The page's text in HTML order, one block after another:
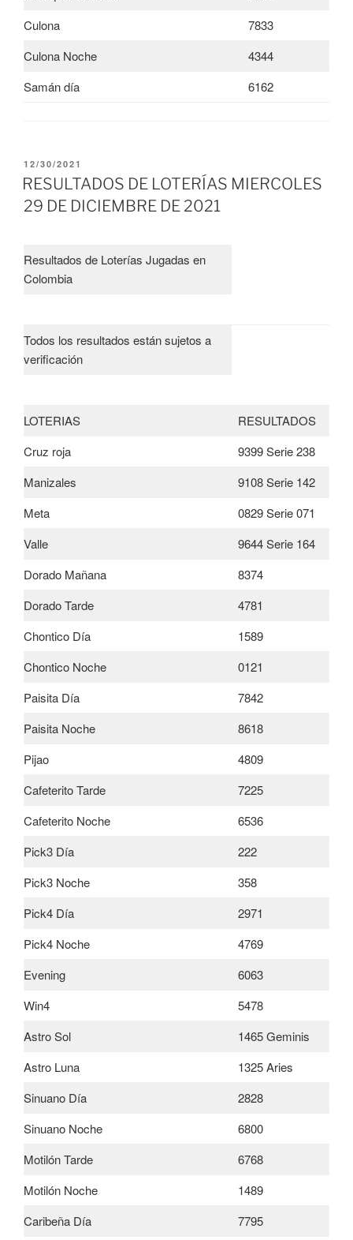
Culona
7833
Culona Noche
4344
Samán día
6162
PUBLICADO
EL
12/30/2021
RESULTADOS DE LOTERÍAS MIERCOLES
29 DE DICIEMBRE DE 2021
Resultados de Loterías Jugadas en
Colombia
Todos los resultados están sujetos a
verificación
LOTERIAS
RESULTADOS
Cruz roja
9399 Serie 238
Manizales
9108 Serie 142
Meta
0829 Serie 071
Valle
9644 Serie 164
Dorado Mañana
8374
Dorado Tarde
4781
Chontico Día
1589
Chontico Noche
0121
Paisita Día
7842
Paisita Noche
8618
Pijao
4809
Cafeterito Tarde
7225
Cafeterito Noche
6536
Pick3 Día
222
Pick3 Noche
358
Pick4 Día
2971
Pick4 Noche
4769
Evening
6063
Win4
5478
Astro Sol
1465 Geminis
Astro Luna
1325 Aries
Sinuano Día
2828
Sinuano Noche
6800
Motilón Tarde
6768
Motilón Noche
1489
Caribeña Día
7795